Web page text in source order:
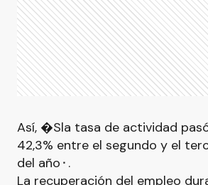
Así, �Sla tasa de actividad
42,3% entre el segundo y el
del año⬝.
La recuperación del empleo